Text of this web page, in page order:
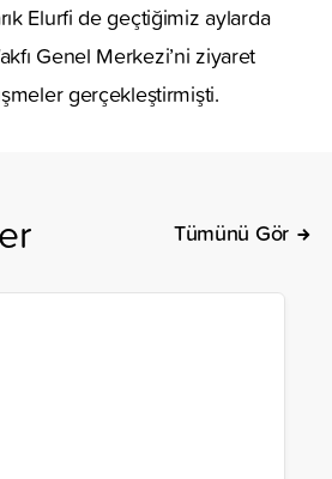
Elurfi de geçtiğimiz aylarda
Genel Merkezi’ni ziyaret
gerçekleştirmişti.
Tümünü Gör